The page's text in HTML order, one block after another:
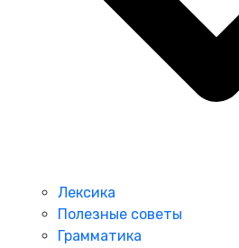
Лексика
Полезные советы
Грамматика